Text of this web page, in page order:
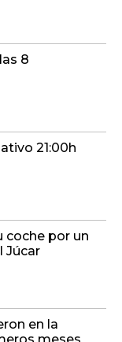
8
21:00h
coche por un
Júcar
en la